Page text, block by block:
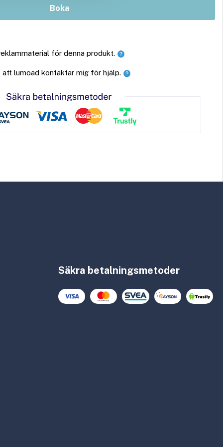
för denna produkt.
att lumoad kontaktar mig för hjälp.
Boka
Säkra betalningsmetoder